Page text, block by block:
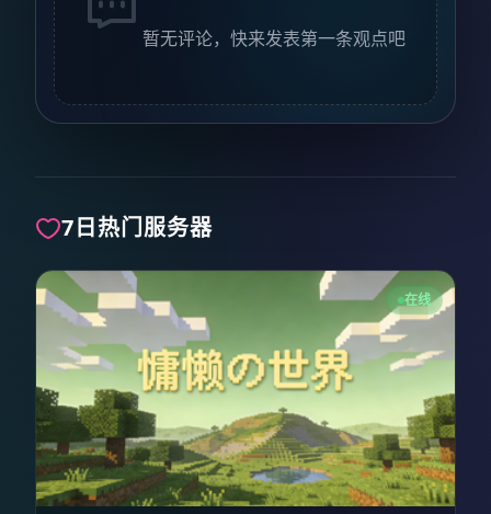
暂无评论，快来发表第一条观点吧
7日热门服务器
在线